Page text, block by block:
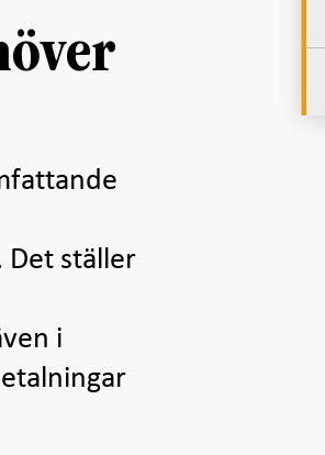
Det ställer
i